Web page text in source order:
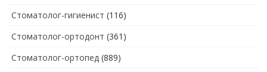
Стоматолог-гигиенист (116)
Стоматолог-ортодонт (361)
Стоматолог-ортопед (889)